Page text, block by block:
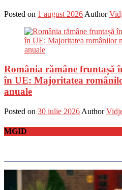
Posted on 1 august 2026 Author
România rămâne fruntașă
în UE: Majoritatea
anuale
Posted on 30 iulie 2026 Author
MGID